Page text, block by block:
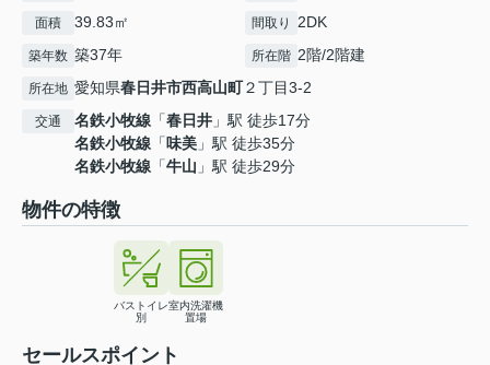
面積 39.83㎡ 間取り 2DK
築年数 築37年 所在階 2階/2階建
所在地 愛知県春日井市西高山町２丁目3-2
交通 名鉄小牧線 「春日井 」駅 徒歩17分
名鉄小牧線 「味美 」駅 徒歩35分
名鉄小牧線 「牛山 」駅 徒歩29分
物件の特徴
バストイレ
別
室内洗濯機
置場
セールスポイント